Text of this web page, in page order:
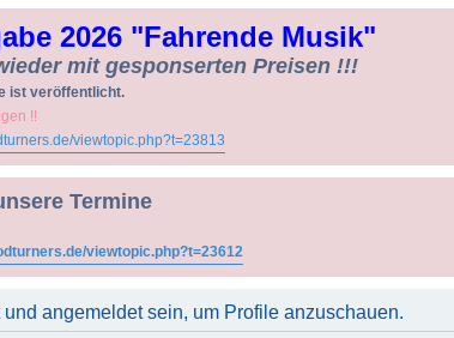
2026 "Fahrende Musik"
mit gesponserten Preisen !!!
ist veröffentlicht.
!!
viewtopic.php?t=23813
Termine
viewtopic.php?t=23612
und angemeldet sein, um Profile anzuschauen.